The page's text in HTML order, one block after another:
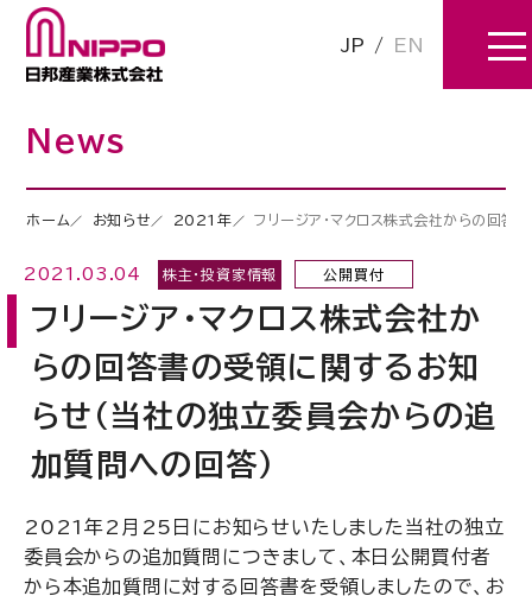
JP / EN
News
ホーム お知らせ 2021年 フリージア・マクロス株式会社からの回
2021.03.04 株主・投資家情報 公開買付
フリージア・マクロス株式会社か
らの回答書の受領に関するお知
らせ(当社の独立委員会からの追
加質問への回答)
2021年2月25日にお知らせいたしました当社の独立
委員会からの追加質問につきまして、本日公開買付者
から本追加質問に対する回答書を受領しましたので、お